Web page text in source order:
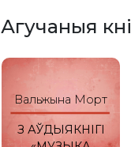
Агучаныя
Вальжына Морт
З АЎДЫЯКНІГІ